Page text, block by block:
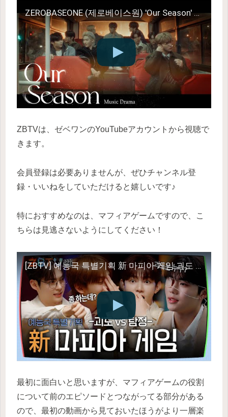
ZEROBASEONE (제로베이스원) 'Our Season' Music Drama
ZBTVは、ゼベワンのYouTubeアカウントから視聴で
きます。
会員登録は必要ありませんが、ぜひチャンネル登
録・いいねをしていただけると嬉しいです♪
特におすすめなのは、マフィアゲームですので、こ
ちらは見逃さないようにしてください！
[ZBTV] 예능국 특별기획 新 마피아 게임 괴도 VS 탐정 | ZBTV Ep.5 | ZEROBASEONE
最初に面白いと思いますが、マフィアゲームの役割
について前のエピソードとつながってる部分がある
ので、最初の動画から見ておいたほうがより一層楽